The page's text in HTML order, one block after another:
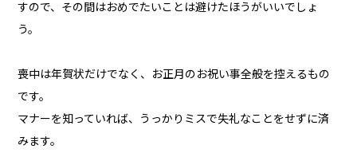
すので、その間はおめでたいことは避けたほうがいいでしょ
う。
喪中は年賀状だけでなく、お正月のお祝い事全般を控えるもの
です。
マナーを知っていれば、うっかりミスで失礼なことをせずに済
みます。